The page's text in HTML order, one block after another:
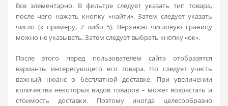
Все элементарно. В фильтре следует указать тип товара,
после чего нажать кнопку «найти». Затем следует указать
число (к примеру, 2 либо 5). Верхнюю числовую границу
можно не указывать. Затем следует выбрать кнопку «ок».
После этого перед пользователем сайта отобразятся
варианты интересующего его товара. Но следует учесть
важный нюанс о бесплатной доставке. При увеличении
количества некоторых видов товаров – может возрастать и
стоимость доставки. Поэтому иногда целесообразно